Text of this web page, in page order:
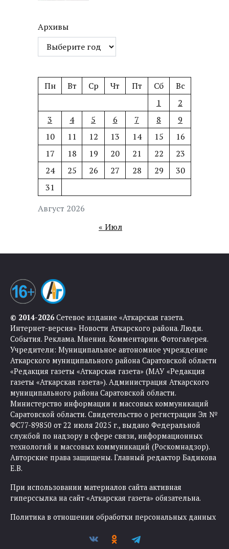
Архивы
Август 2026
Пн Вт Ср Чт Пт Сб
Вс
1
2
3
4 5 6 7 8
9
10
11 12 13 14 15
16
17
18 19 20 21 22
23
24
25 26 27 28 29
30
31
« Июл
© 2014-2026Сетевое издание «Аткарская газета.
Интернет-версия» Новости Аткарского района. Люди.
События. Реклама. Мнения. Комментарии. Фотогалерея.
Учредители: Муниципальное автономное учреждение
Аткарского муниципального района Саратовской области
«Редакция газеты «Аткарская газета» (МАУ «Редакция
газеты «Аткарская газета»). Администрация Аткарского
муниципального района Саратовской области.
Министерство информации и массовых коммуникаций
Саратовской области. Свидетельство о регистрации Эл №
ФС77-89850 от 22 июля 2025 г., выдано Федеральной
службой по надзору в сфере связи, информационных
технологий и массовых коммуникаций (Роскомнадзор).
Авторские права защищены. Главный редактор Бадикова
Е.В.
При использовании материалов сайта активная
гиперссылка на сайт «Аткарская газета» обязательна.
Политика в отношении обработки персональных данных